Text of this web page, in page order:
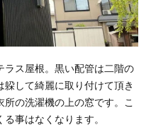
ラス屋根。黒い配管は二階の
して綺麗に取り付けて頂き
の洗濯機の上の窓です。こ
事はなくなります。